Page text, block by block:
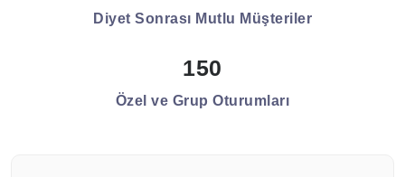
Diyet Sonrası Mutlu Müşteriler
150
Özel ve Grup Oturumları